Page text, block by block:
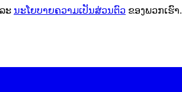
ະ ນະໂຍບາຍຄວາມເປັນສ່ວນຕົວ ຂອງພວກເຮົາ.